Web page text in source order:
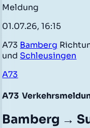
Meldung
01.07.26, 16:15
A73 Bamberg
und Schleusingen
A73
A73
Bamberg →